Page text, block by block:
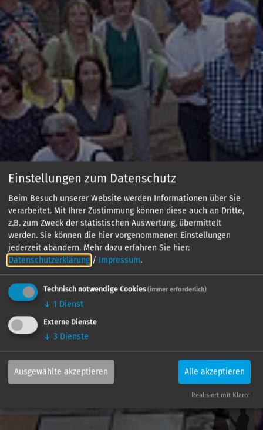
Einstellungen zum Datenschutz
Beim Besuch unserer Website werden Informationen über Sie
verarbeitet. Mit Ihrer Zustimmung können diese auch an Dritte,
z.B. zum Zweck der statistischen Auswertung, übermittelt
werden. Sie können die hier vorgenommenen Einstellungen
jederzeit abändern. Mehr dazu erfahren Sie hier:
Datenschutzerklärung / Impressum.
Technisch notwendige Cookies(immer erforderlich)
↓ 1 Dienst
Externe Dienste
↓ 3 Dienste
Ausgewählte akzeptieren Alle akzeptieren
Realisiert mit Klaro!